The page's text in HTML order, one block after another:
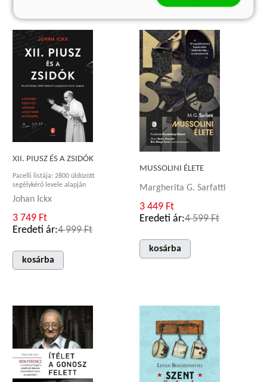
XII. PIUSZ ÉS A ZSIDÓK
Pacelli listája: 2800 üldözött
segélykérő levele alapján
Johan Ickx
3 749 Ft
Eredeti ár:4 999 Ft
kosárba
MUSSOLINI ÉLETE
Margherita G. Sarfatti
3 449 Ft
Eredeti ár:4 599 Ft
kosárba